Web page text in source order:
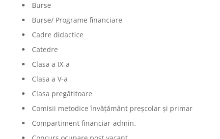
Burse
Burse/ Programe financiare
Cadre didactice
Catedre
Clasa a IX-a
Clasa a V-a
Clasa pregătitoare
Comisii metodice învățământ preșcolar și primar
Compartiment financiar-admin.